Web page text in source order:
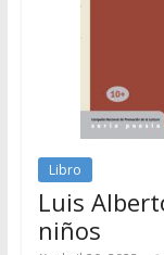
Libro
Luis
niños